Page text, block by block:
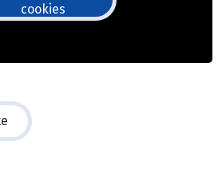
cookies